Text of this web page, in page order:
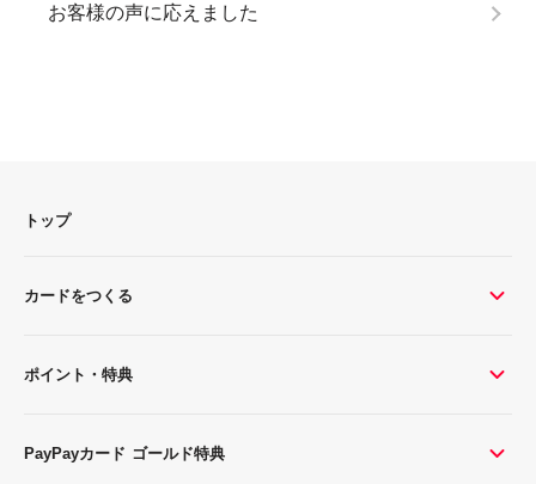
お客様の声に応えました
トップ
カードをつくる
ポイント・特典
PayPayカード ゴールド特典